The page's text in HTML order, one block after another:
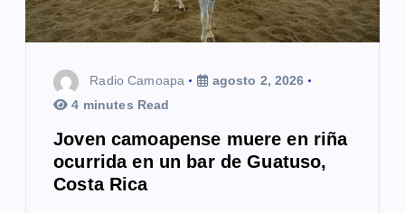
Radio Camoapa
agosto 2, 2026
4 minutes Read
Joven camoapense muere en riña
ocurrida en un bar de Guatuso,
Costa Rica